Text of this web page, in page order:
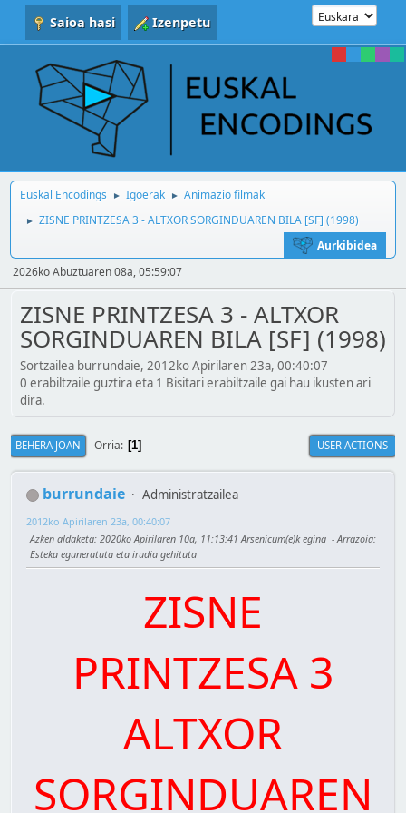
Saioa hasi Izenpetu
Euskal Encodings ► Igoerak ► Animazio filmak
►
ZISNE PRINTZESA 3 - ALTXOR SORGINDUAREN BILA [SF] (1998)
Aurkibidea
2026ko Abuztuaren 08a, 05:59:07
ZISNE PRINTZESA 3 - ALTXOR
SORGINDUAREN BILA [SF] (1998)
Sortzailea burrundaie, 2012ko Apirilaren 23a, 00:40:07
0 erabiltzaile guztira eta 1 Bisitari erabiltzaile gai hau ikusten ari
dira.
BEHERA JOAN Orria 1 USER ACTIONS
burrundaie Administratzailea
2012ko Apirilaren 23a, 00:40:07
Azken aldaketa: 2020ko Apirilaren 10a, 11:13:41 Arsenicum(e)k egina Arrazoia:
Esteka eguneratuta eta irudia gehituta
ZISNE
PRINTZESA 3
ALTXOR
SORGINDUAREN